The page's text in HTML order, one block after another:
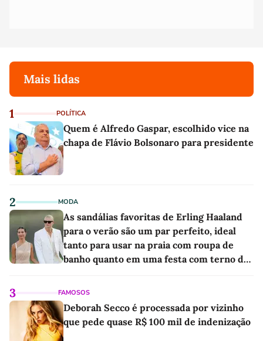
Mais lidas
1 POLÍTICA
Quem é Alfredo Gaspar, escolhido vice na
chapa de Flávio Bolsonaro para presidente
2 MODA
As sandálias favoritas de Erling Haaland
para o verão são um par perfeito, ideal
tanto para usar na praia com roupa de
banho quanto em uma festa com terno de
3 FAMOSOS
Deborah Secco é processada por vizinho
que pede quase R$ 100 mil de indenização